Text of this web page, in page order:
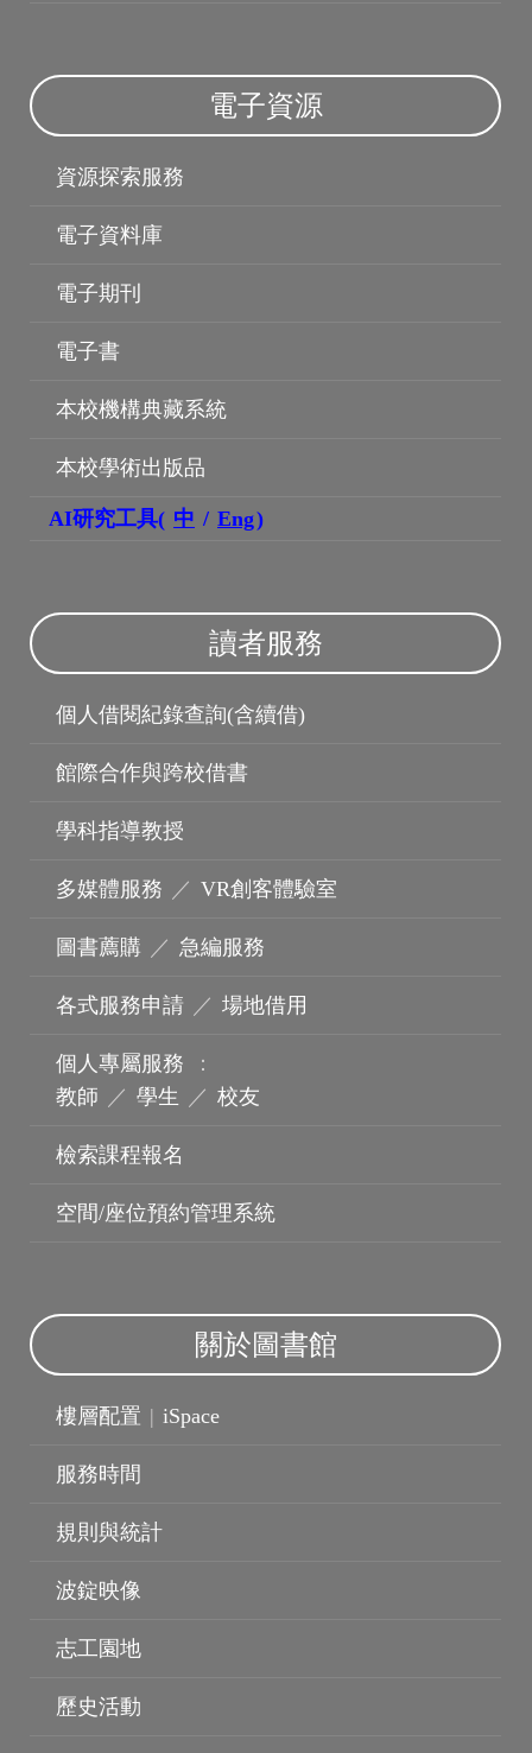
電子資源
資源探索服務
電子資料庫
電子期刊
電子書
本校機構典藏系統
本校學術出版品
AI研究工具( 中 / Eng)
讀者服務
個人借閱紀錄查詢(含續借)
館際合作與跨校借書
學科指導教授
多媒體服務 ／ VR創客體驗室
圖書薦購 ／ 急編服務
各式服務申請 ／ 場地借用
個人專屬服務
：
教師 ／ 學生 ／ 校友
檢索課程報名
空間/座位預約管理系統
關於圖書館
樓層配置 | iSpace
服務時間
規則與統計
波錠映像
志工園地
歷史活動